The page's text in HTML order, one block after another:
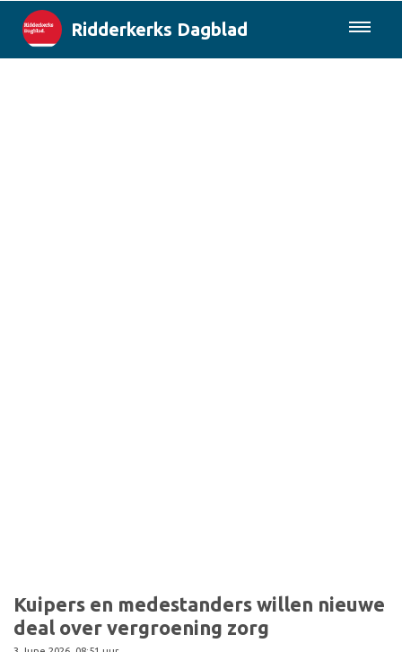
Ridderkerks Dagblad
Kuipers en medestanders willen nieuwe
deal over vergroening zorg